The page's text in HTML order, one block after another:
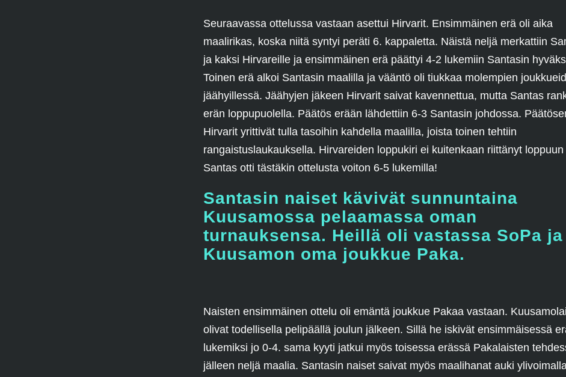
Seuraavassa ottelussa vastaan asettui Hirvarit. Ensimmäinen erä oli aika
maalirikas, koska niitä syntyi peräti 6. kappaletta. Näistä neljä merkattiin
ja kaksi Hirvareille ja ensimmäinen erä päättyi 4-2 lukemiin Santasin
Toinen erä alkoi Santasin maalilla ja vääntö oli tiukkaa molempien
jäähyillessä. Jäähyjen jäkeen Hirvarit saivat kavennettua, mutta Santas
erän loppupuolella. Päätös erään lähdettiin 6-3 Santasin johdossa.
Hirvarit yrittivät tulla tasoihin kahdella maalilla, joista toinen tehtiin
rangaistuslaukauksella. Hirvareiden loppukiri ei kuitenkaan riittänyt loppuun
Santas otti tästäkin ottelusta voiton 6-5 lukemilla!
Santasin naiset kävivät sunnuntaina
Kuusamossa pelaamassa oman
turnauksensa. Heillä oli vastassa SoPa ja
Kuusamon oma joukkue Paka.
Naisten ensimmäinen ottelu oli emäntä joukkue Pakaa vastaan.
olivat todellisella pelipäällä joulun jälkeen. Sillä he iskivät ensimmäisessä
lukemiksi jo 0-4. sama kyyti jatkui myös toisessa erässä Pakalaisten
jälleen neljä maalia. Santasin naiset saivat myös maalihanat auki